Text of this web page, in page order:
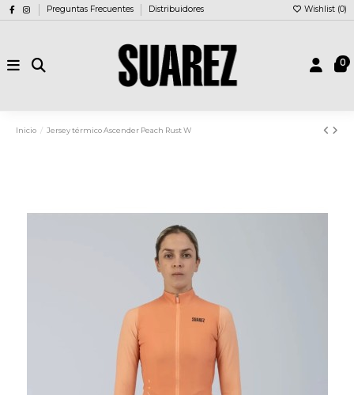
Preguntas Frecuentes Distribuidores Wishlist (0)
0
Inicio Jersey térmico Ascender Peach Rust W